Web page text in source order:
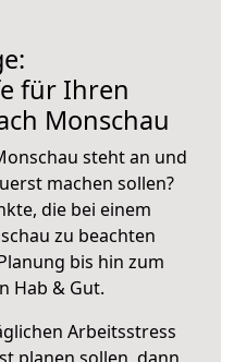
für Ihren
Monschau
steht an und
machen sollen?
die bei einem
zu beachten
bis hin zum
Hab & Gut.
Arbeitsstress